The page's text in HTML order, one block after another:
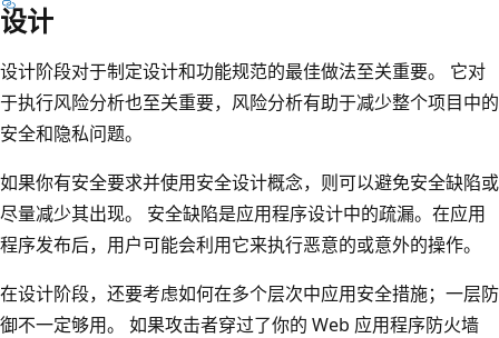
设计
设计阶段对于制定设计和功能规范的最佳做法至关重要。 它对
于执行风险分析也至关重要，风险分析有助于减少整个项目中的
安全和隐私问题。
如果你有安全要求并使用安全设计概念，则可以避免安全缺陷或
尽量减少其出现。 安全缺陷是应用程序设计中的疏漏。在应用
程序发布后，用户可能会利用它来执行恶意的或意外的操作。
在设计阶段，还要考虑如何在多个层次中应用安全措施；一层防
御不一定够用。 如果攻击者穿过了你的 Web 应用程序防火墙